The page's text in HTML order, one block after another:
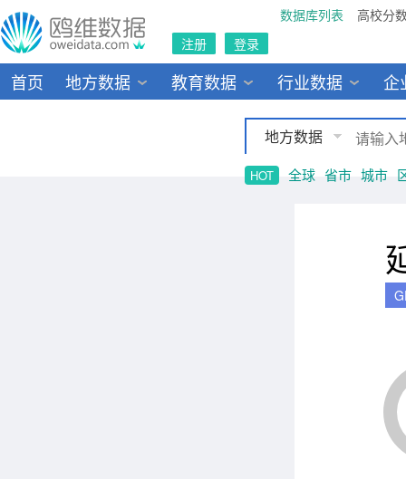
数据库列表
高校分
注册
登录
首页 地方数据 教育数据 行业数据 企
地方数据
HOT 全球 省市 城市